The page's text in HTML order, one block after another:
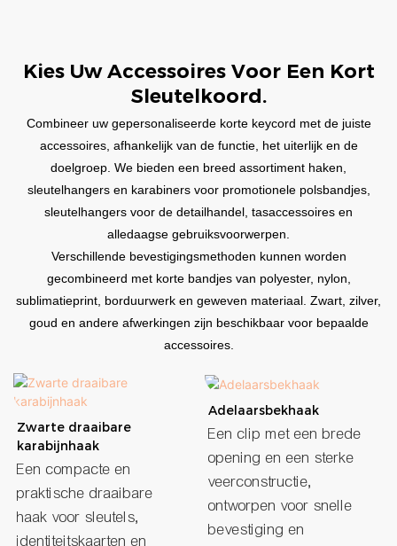
Kies Uw Accessoires Voor Een Kort
Sleutelkoord.
Combineer uw gepersonaliseerde korte keycord met de juiste
accessoires, afhankelijk van de functie, het uiterlijk en de
doelgroep. We bieden een breed assortiment haken,
sleutelhangers en karabiners voor promotionele polsbandjes,
sleutelhangers voor de detailhandel, tasaccessoires en
alledaagse gebruiksvoorwerpen.
Verschillende bevestigingsmethoden kunnen worden
gecombineerd met korte bandjes van polyester, nylon,
sublimatieprint, borduurwerk en geweven materiaal. Zwart, zilver,
goud en andere afwerkingen zijn beschikbaar voor bepaalde
accessoires.
Zwarte draaibare
karabijnhaak
Een compacte en
praktische draaibare
haak voor sleutels,
identiteitskaarten en
Adelaarsbekhaak
Een clip met een brede
opening en een sterke
veerconstructie,
ontworpen voor snelle
bevestiging en